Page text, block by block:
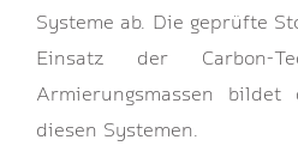
Systeme ab. Die geprüfte
Einsatz der Carbon-
Armierungsmassen
diesen Systemen.